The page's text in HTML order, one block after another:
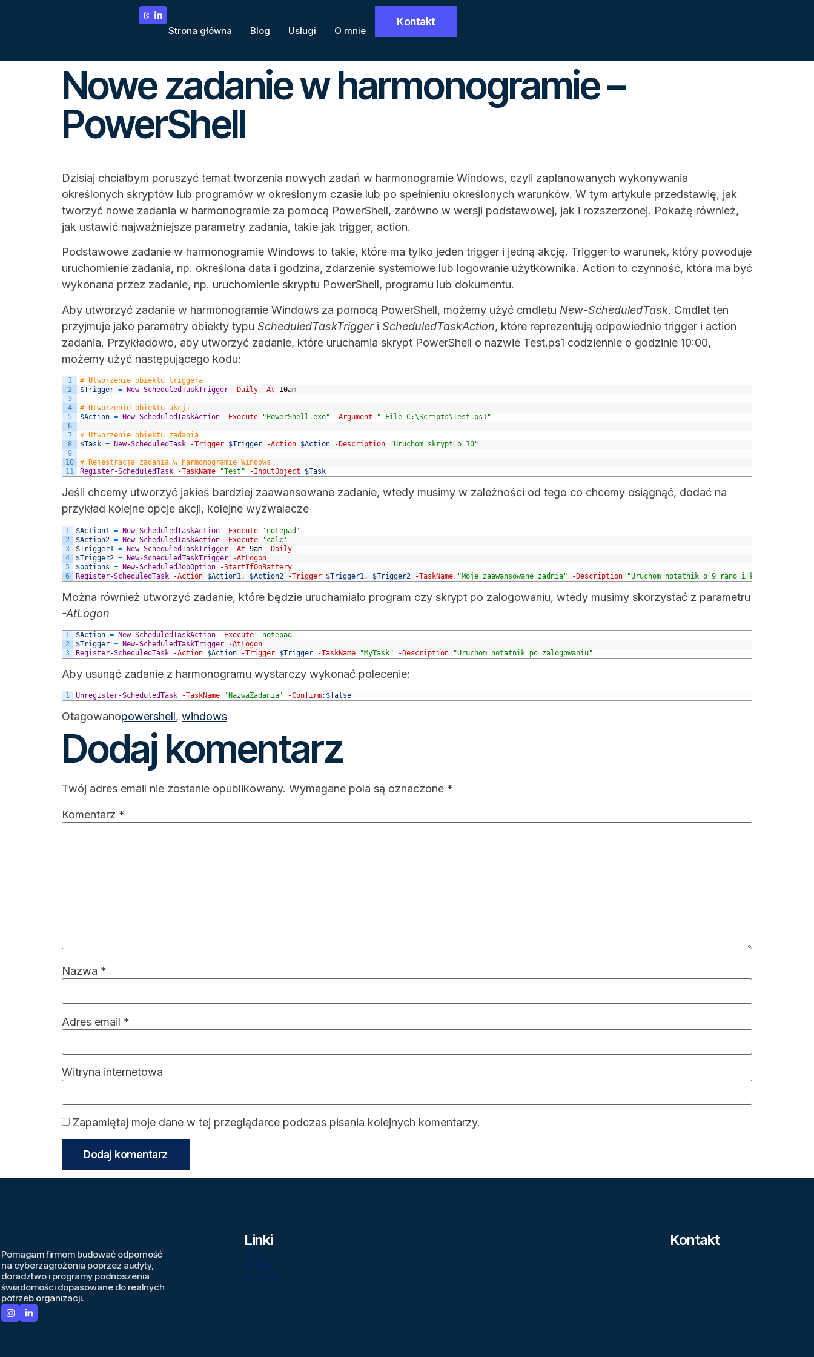
Strona główna Blog Usługi O mnie
Kontakt
Nowe zadanie w harmonogramie –
PowerShell
Dzisiaj chciałbym poruszyć temat tworzenia nowych zadań w harmonogramie Windows, czyli zaplanowanych wykonywania
określonych skryptów lub programów w określonym czasie lub po spełnieniu określonych warunków. W tym artykule przedstawię, jak
tworzyć nowe zadania w harmonogramie za pomocą PowerShell, zarówno w wersji podstawowej, jak i rozszerzonej. Pokażę również,
jak ustawić najważniejsze parametry zadania, takie jak trigger, action.
Podstawowe zadanie w harmonogramie Windows to takie, które ma tylko jeden trigger i jedną akcję. Trigger to warunek, który powoduje
uruchomienie zadania, np. określona data i godzina, zdarzenie systemowe lub logowanie użytkownika. Action to czynność, która ma być
wykonana przez zadanie, np. uruchomienie skryptu PowerShell, programu lub dokumentu.
Aby utworzyć zadanie w harmonogramie Windows za pomocą PowerShell, możemy użyć cmdletu New-ScheduledTask. Cmdlet ten
przyjmuje jako parametry obiekty typu ScheduledTaskTrigger i ScheduledTaskAction, które reprezentują odpowiednio trigger i action
zadania. Przykładowo, aby utworzyć zadanie, które uruchamia skrypt PowerShell o nazwie Test.ps1 codziennie o godzinie 10:00,
możemy użyć następującego kodu:
1
2
3
4
5
6
7
8
9
10
11
# Utworzenie obiektu triggera
$Trigger = New-ScheduledTaskTrigger -Daily -At 10am
# Utworzenie obiektu akcji
$Action = New-ScheduledTaskAction -Execute "PowerShell.exe" -Argument "-File C:\Scripts\Test.ps1"
# Utworzenie obiektu zadania
$Task = New-ScheduledTask -Trigger $Trigger -Action $Action -Description "Uruchom skrypt o 10"
# Rejestracja zadania w harmonogramie Windows
Register-ScheduledTask
-TaskName "Test" -InputObject $Task
Jeśli chcemy utworzyć jakieś bardziej zaawansowane zadanie, wtedy musimy w zależności od tego co chcemy osiągnąć, dodać na
przykład kolejne opcje akcji, kolejne wyzwalacze
1
2
3
4
5
6
$Action1 = New-ScheduledTaskAction -Execute
'notepad'
$Action2 = New-ScheduledTaskAction -Execute
'calc'
$Trigger1
= New-ScheduledTaskTrigger -At 9am
-Daily
$Trigger2 = New-ScheduledTaskTrigger
-AtLogon
$options = New-ScheduledJobOption
-StartIfOnBattery
Register-ScheduledTask
-Action $Action1 , $Action2 -Trigger $Trigger1 , $Trigger2 -TaskName "Moje zaawansowane zadnia" -Description "Uruchom notatnik o 9 rano i kalkulator po
Można również utworzyć zadanie, które będzie uruchamiało program czy skrypt po zalogowaniu, wtedy musimy skorzystać z parametru
-AtLogon
1
2
3
$Action = New-ScheduledTaskAction -Execute
'notepad'
$Trigger = New-ScheduledTaskTrigger
-AtLogon
Register-ScheduledTask
-Action $Action -Trigger $Trigger -TaskName "MyTask" -Description "Uruchom notatnik po zalogowaniu"
Aby usunąć zadanie z harmonogramu wystarczy wykonać polecenie:
1 Unregister-ScheduledTask -TaskName 'NazwaZadania' -Confirm: $false
Otagowanopowershell, windows
Dodaj komentarz
Twój adres email nie zostanie opublikowany. Wymagane pola są oznaczone *
Komentarz *
Nazwa *
Adres email *
Witryna internetowa
Zapamiętaj moje dane w tej przeglądarce podczas pisania kolejnych komentarzy.
Pomagam firmom budować odporność
na cyberzagrożenia poprzez audyty,
doradztwo i programy podnoszenia
świadomości dopasowane do realnych
potrzeb organizacji.
Linki Kontakt